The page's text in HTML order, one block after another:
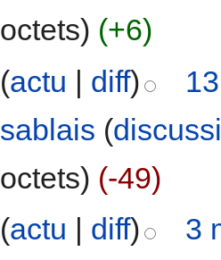
octets) (+6)
(actu | diff)
sablais (
octets) (-49)
(actu | diff)
3